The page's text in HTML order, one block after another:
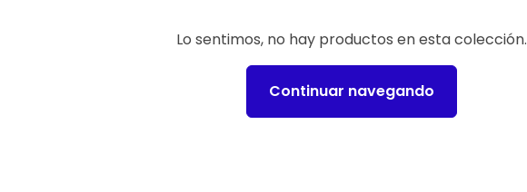
Lo sentimos, no hay productos en esta colección.
Continuar navegando